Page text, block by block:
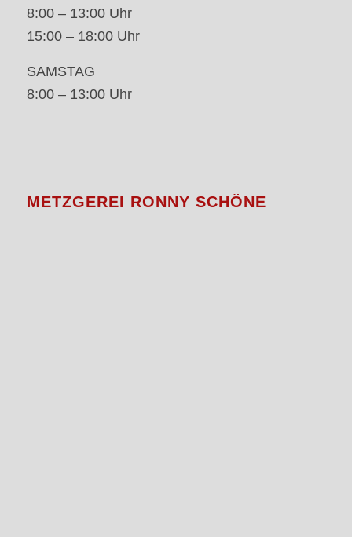
8:00 – 13:00 Uhr
15:00 – 18:00 Uhr
SAMSTAG
8:00 – 13:00 Uhr
METZGEREI RONNY SCHÖNE